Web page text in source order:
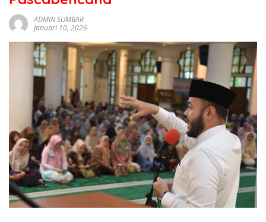
sumbar
tv
live
ADMIN SUMBAR
Januari 10, 2026